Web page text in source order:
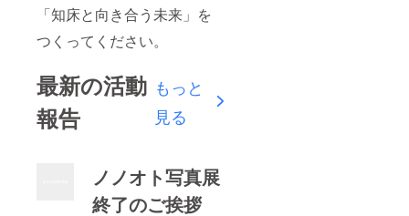
「知床と向き合う未来」を
つくってください。
最新の活動
報告
もっと
見る
ノノオト写真展
終了のご挨拶